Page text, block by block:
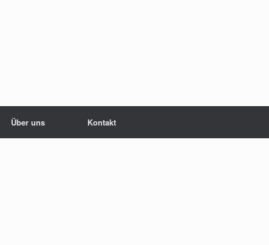
Über uns Kontakt